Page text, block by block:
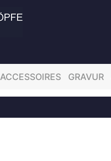
ACCESSOIRES GRAVUR